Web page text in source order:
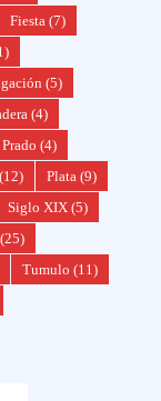
Fiesta (7)
(5)
(4)
(4)
(12) Plata (9)
Siglo XIX (5)
(25)
Tumulo (11)